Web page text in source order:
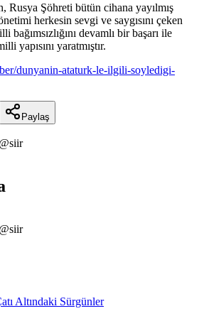
Rusya Şöhreti bütün cihana yayılmış
herkesin sevgi ve saygısını çeken
devamlı bir başarı ile
yapısını yaratmıştır.
dunyanin-ataturk-le-ilgili-soyledigi-
Paylaş
@siir
@siir
Altındaki Sürgünler